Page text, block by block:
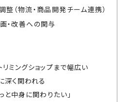
（物流・商品開発チーム連携）
・改善への関与
ミングショップまで幅広い
深く関われる
と中身に関わりたい」